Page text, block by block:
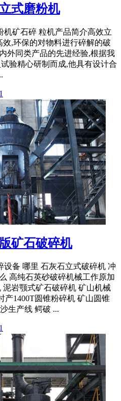
式磨粉机
机矿石碎 粒机产品简介高效立
,环保的对物料进行碎解的破
外同类产品的先进经验,根据我
验精心研制而成,他具有设计合
矿石破碎机
设备 哪里 石灰石立式破碎机 冲
高纯石英砂破碎机械工作原加
泥岩颚式矿石破碎机 矿山机械
产1400T圆锥粉碎机 矿山圆锥
生产线 鳄破 ...